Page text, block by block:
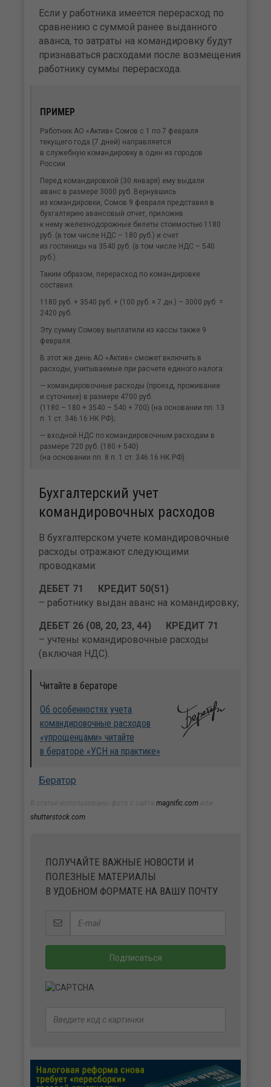
Если у работника имеется перерасход по
сравнению с суммой ранее выданного
аванса, то затраты на командировку будут
признаваться расходами после возмещения
работнику суммы перерасхода.
ПРИМЕР
Работник АО «Актив» Сомов с 1 по 7 февраля
текущего года (7 дней) направляется
в служебную командировку в один из городов
России.
Перед командировкой (30 января) ему выдали
аванс в размере 3000 руб. Вернувшись
из командировки, Сомов 9 февраля представил в
бухгалтерию авансовый отчет, приложив
к нему железнодорожные билеты стоимостью 1180
руб. (в том числе НДС – 180 руб.) и счет
из гостиницы на 3540 руб. (в том числе НДС – 540
руб.).
Таким образом, перерасход по командировке
составил:
1180 руб. + 3540 руб. + (100 руб. × 7 дн.) – 3000 руб. =
2420 руб.
Эту сумму Сомову выплатили из кассы также 9
февраля.
В этот же день АО «Актив» сможет включить в
расходы, учитываемые при расчете единого налога:
— командировочные расходы (проезд, проживание
и суточные) в размере 4700 руб.
(1180 – 180 + 3540 – 540 + 700) (на основании пп. 13
п. 1 ст. 346.16 НК РФ);
— входной НДС по командировочным расходам в
размере 720 руб. (180 + 540)
(на основании пп. 8 п. 1 ст. 346.16 НК РФ).
Бухгалтерский учет
командировочных расходов
В бухгалтерском учете командировочные
расходы отражают следующими
проводками:
ДЕБЕТ 71 КРЕДИТ 50(51)
– работнику выдан аванс на командировку;
ДЕБЕТ 26 (08, 20, 23, 44) КРЕДИТ 71
– учтены командировочные расходы
(включая НДС).
Читайте в бераторе
Об особенностях учета
командировочные расходов
«упрощенцами» читайте
в бераторе «УСН на практике»
Бератор
magnific.com
shutterstock.com
ПОЛУЧАЙТЕ ВАЖНЫЕ НОВОСТИ И
ПОЛЕЗНЫЕ МАТЕРИАЛЫ
В УДОБНОМ ФОРМАТЕ НА ВАШУ ПОЧТУ